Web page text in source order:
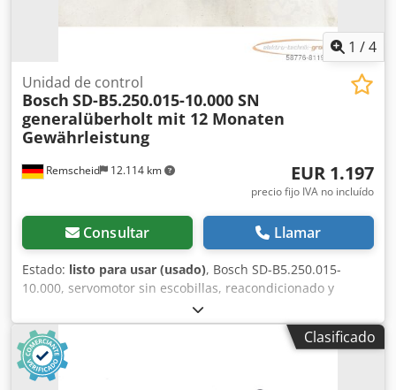
1 /4
Remscheid 12.114 km
Unidad de control
Bosch SD-B5.250.015-10.000 SN
generalüberholt mit 12 Monaten
Gewährleistung
EUR 1.197
precio fijo IVA no incluído
Consultar Llamar
Estado: listo para usar (usado), Bosch SD-B5.250.015-
10.000, servomotor sin escobillas, reacondicionado y
probado profesionalmente, con 12 meses de garantía.
Completamente funcional, 100%. El alcance del suministro
se indica en las fotos. No se aplican los descuentos de
venta acordados para este artículo. Por favor, consulte el
precio por separado. Crsdpfx Afei D Hacspsf
Clasificado